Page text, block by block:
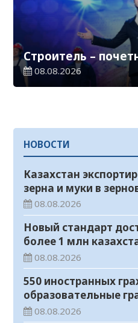
Строитель –
08.08.2026
НОВОСТИ
Казахстан
зерна и муки в
08.08.2026
Новый стандарт
более 1 млн
телемедицинские
08.08.2026
550 иностранных
образовательные
Казахстане
08.08.2026